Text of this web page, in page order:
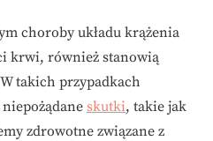
choroby układu krążenia
krwi, również stanowią
takich przypadkach
skutki, takie jak
zdrowotne związane z